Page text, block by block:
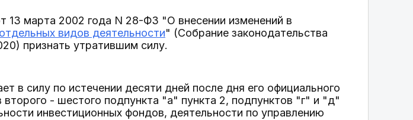
13 марта 2002 года N 28-ФЗ "О внесении изменений в
видов деятельности" (Собрание законодательства
признать утратившим силу.
в силу по истечении десяти дней после дня его официального
второго - шестого подпункта "а" пункта 2, подпунктов "г" и "д"
инвестиционных фондов, деятельности по управлению